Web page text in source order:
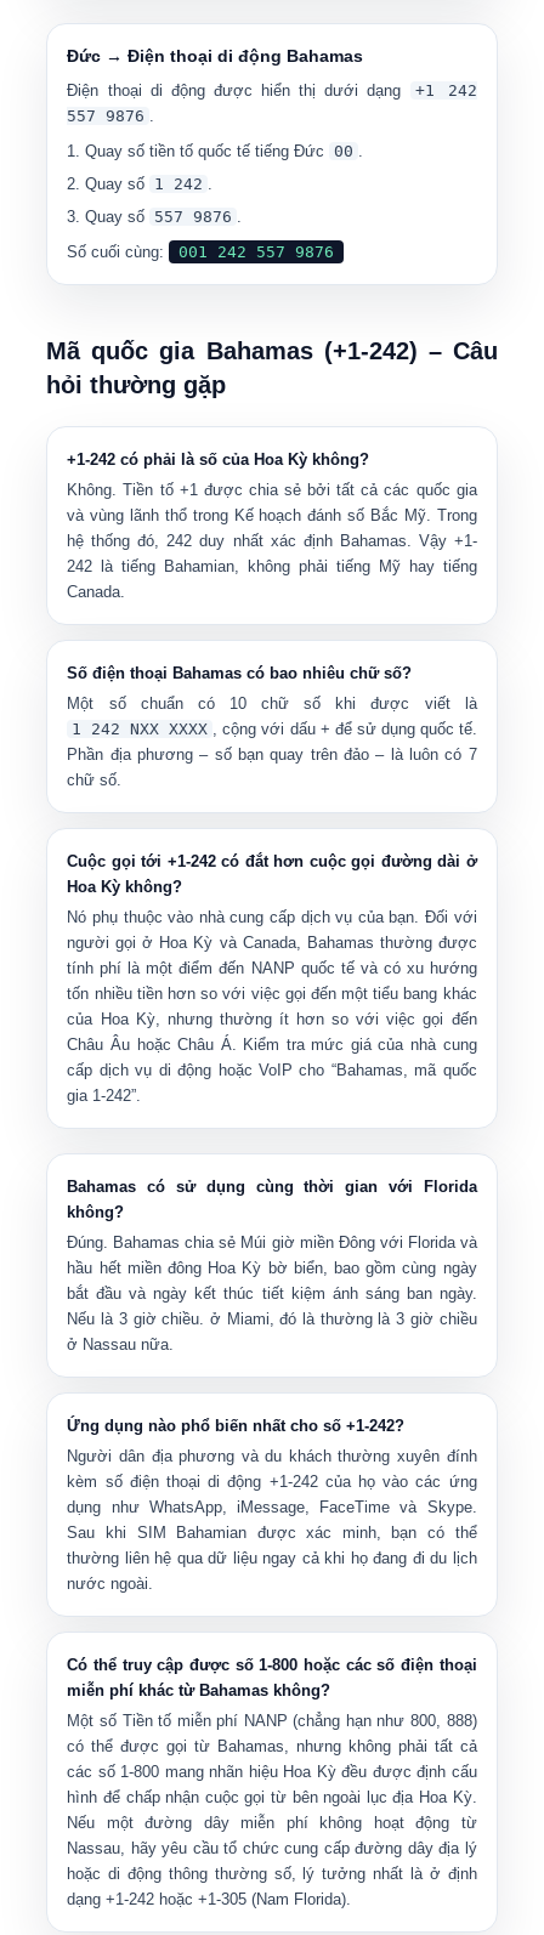
Đức → Điện thoại di động Bahamas
Điện thoại di động được hiển thị dưới dạng
+1 242
557 9876 .
Quay số tiền tố quốc tế tiếng Đức
00 .
Quay số 1 242 .
Quay số 557 9876 .
Số cuối cùng:
001 242 557 9876
Mã quốc gia Bahamas (+1-242) – Câu
hỏi thường gặp
+1-242 có phải là số của Hoa Kỳ không?
Không. Tiền tố +1được chia sẻ bởi tất cả các quốc gia
và vùng lãnh thổ trong Kế hoạch đánh số Bắc Mỹ. Trong
hệ thống đó,242 duy nhất xác định Bahamas. Vậy +1-
242 là tiếng Bahamian, không phải tiếng Mỹ hay tiếng
Canada.
Số điện thoại Bahamas có bao nhiêu chữ số?
Một số chuẩn có 10 chữ số khi được viết là
1 242 NXX XXXX , cộng với dấu + để sử dụng quốc tế.
Phần địa phương – số bạn quay trên đảo – là luôn có 7
chữ số.
Cuộc gọi tới +1-242 có đắt hơn cuộc gọi đường dài ở
Hoa Kỳ không?
Nó phụ thuộc vào nhà cung cấp dịch vụ của bạn. Đối với
người gọi ở Hoa Kỳ và Canada, Bahamas thường được
tính phí là mộtđiểm đến NANP quốc tếvà có xu hướng
tốn nhiều tiền hơn so với việc gọi đến một tiểu bang khác
của Hoa Kỳ, nhưng thường ít hơn so với việc gọi đến
Châu Âu hoặc Châu Á. Kiểm tra mức giá của nhà cung
cấp dịch vụ di động hoặc VoIP cho “Bahamas, mã quốc
gia 1-242”.
Bahamas có sử dụng cùng thời gian với Florida
không?
Đúng. Bahamas chia sẻ Múi giờ miền Đôngvới Florida và
hầu hết miền đông Hoa Kỳ bờ biển, bao gồm cùng ngày
bắt đầu và ngày kết thúc tiết kiệm ánh sáng ban ngày.
Nếu là 3 giờ chiều. ở Miami, đó là thường là 3 giờ chiều
ở Nassau nữa.
Ứng dụng nào phổ biến nhất cho số +1-242?
Người dân địa phương và du khách thường xuyên đính
kèm số điện thoại di động +1-242 của họ vào các ứng
dụng như WhatsApp, iMessage, FaceTime và Skype.
Sau khi SIM Bahamian được xác minh, bạn có thể
thường liên hệ qua dữ liệu ngay cả khi họ đang đi du lịch
nước ngoài.
Có thể truy cập được số 1-800 hoặc các số điện thoại
miễn phí khác từ Bahamas không?
Một số Tiền tố miễn phí NANP (chẳng hạn như 800, 888)
có thể được gọi từ Bahamas, nhưng không phải tất cả
các số 1-800 mang nhãn hiệu Hoa Kỳ đều được định cấu
hình để chấp nhận cuộc gọi từ bên ngoài lục địa Hoa Kỳ.
Nếu một đường dây miễn phí không hoạt động từ
Nassau, hãy yêu cầu tổ chức cung cấp đường dây địa lý
hoặc di động thông thường số, lý tưởng nhất là ở định
dạng +1-242 hoặc +1-305 (Nam Florida).